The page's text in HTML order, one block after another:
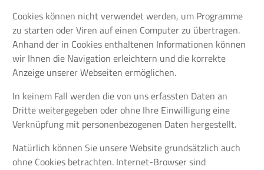
Cookies können nicht verwendet werden, um Programme
zu starten oder Viren auf einen Computer zu übertragen.
Anhand der in Cookies enthaltenen Informationen können
wir Ihnen die Navigation erleichtern und die korrekte
Anzeige unserer Webseiten ermöglichen.
In keinem Fall werden die von uns erfassten Daten an
Dritte weitergegeben oder ohne Ihre Einwilligung eine
Verknüpfung mit personenbezogenen Daten hergestellt.
Natürlich können Sie unsere Website grundsätzlich auch
ohne Cookies betrachten. Internet-Browser sind